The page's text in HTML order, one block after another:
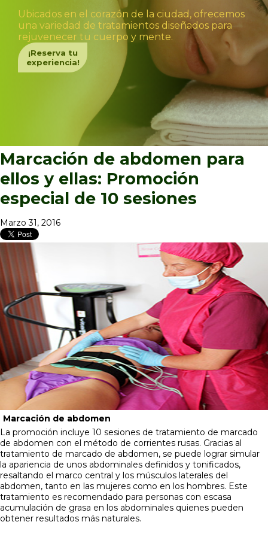
Ubicados en el corazón de la ciudad, ofrecemos
una variedad de tratamientos diseñados para
rejuvenecer tu cuerpo y mente.
¡Reserva tu
experiencia!
Marcación de abdomen para
ellos y ellas: Promoción
especial de 10 sesiones
Marzo 31, 2016
Marcación de abdomen
La promoción incluye 10 sesiones de tratamiento de marcado
de abdomen con el método de corrientes rusas. Gracias al
tratamiento de marcado de abdomen, se puede lograr simular
la apariencia de unos abdominales definidos y tonificados,
resaltando el marco central y los músculos laterales del
abdomen, tanto en las mujeres como en los hombres. Este
tratamiento es recomendado para personas con escasa
acumulación de grasa en los abdominales quienes pueden
obtener resultados más naturales.